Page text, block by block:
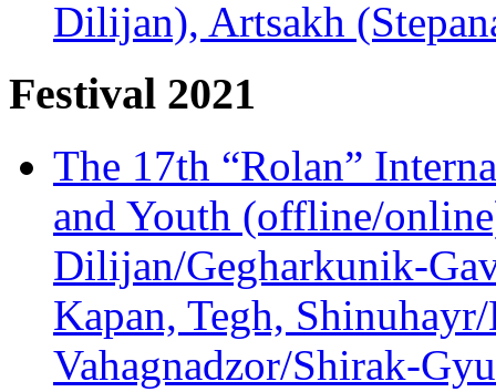
Dilijan), Artsakh
Festival 2021
The 17th “Rolan”
and Youth (offline/
Dilijan/Gegharkunik-
Kapan, Tegh,
Vahagnadzor/Shirak-